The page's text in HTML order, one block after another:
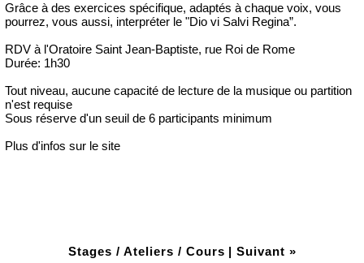
Grâce à des exercices spécifique, adaptés à chaque voix, vous
pourrez, vous aussi, interpréter le "Dio vi Salvi Regina”.
RDV à l'Oratoire Saint Jean-Baptiste, rue Roi de Rome
Durée: 1h30
Tout niveau, aucune capacité de lecture de la musique ou partition
n'est requise
Sous réserve d'un seuil de 6 participants minimum
Plus d'infos sur le site
Stages / Ateliers / Cours | Suivant »